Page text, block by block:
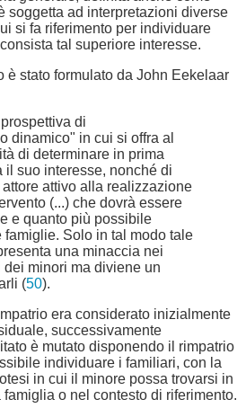
soggetta ad interpretazioni diverse
si fa riferimento per individuare
tal superiore interesse.
è stato formulato da John Eekelaar
di
dinamico" in cui si offra al
di determinare in prima
il suo interesse, nonché di
attivo alla realizzazione
(...) che dovrà essere
e quanto più possibile
famiglie. Solo in tal modo tale
una minaccia nei
minori ma diviene un
(50).
era considerato inizialmente
successivamente
è mutato disponendo il rimpatrio
individuare i familiari, con la
in cui il minore possa trovarsi in
o nel contesto di riferimento.